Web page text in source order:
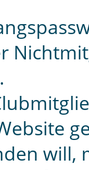
will,